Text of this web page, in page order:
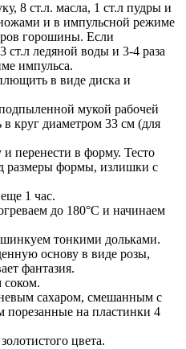
8 ст.л. масла, 1 ст.л пудры и
и в импульсной режиме
горошины. Если
ст.л ледяной воды и 3-4 раза
импульса.
в виде диска и
мукой рабочей
в круг диаметром 33 см (для
перенести в форму. Тесто
размеры формы, излишки с
1 час.
до 180°С и начинаем
тонкими дольками.
основу в виде розы,
фантазия.
сахаром, смешанным с
порезанные на пластинки 4
цвета.